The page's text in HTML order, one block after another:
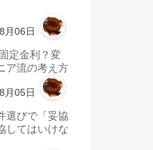
月06日
定金利？変
ア流の考え方
月05日
選びで「妥協
してはいけな